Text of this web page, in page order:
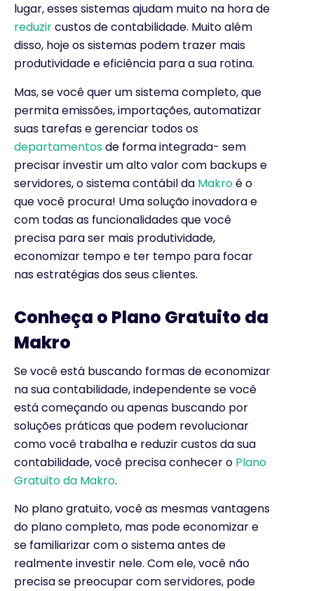
lugar, esses sistemas ajudam muito na hora de
reduzircustos de contabilidade. Muito além
disso, hoje os sistemas podem trazer mais
produtividade e eficiência para a sua rotina.
Mas, se você quer um sistema completo, que
permita emissões, importações, automatizar
suas tarefas e gerenciar todos os
departamentosde forma integrada- sem
precisar investir um alto valor com backups e
servidores, o sistema contábil da Makroé o
que você procura! Uma solução inovadora e
com todas as funcionalidades que você
precisa para ser mais produtividade,
economizar tempo e ter tempo para focar
nas estratégias dos seus clientes.
Conheça o Plano Gratuito da
Makro
Se você está buscando formas de economizar
na sua contabilidade, independente se você
está começando ou apenas buscando por
soluções práticas que podem revolucionar
como você trabalha e reduzir custos da sua
contabilidade, você precisa conhecer o Plano
Gratuito da Makro.
No plano gratuito, você as mesmas vantagens
do plano completo, mas pode economizar e
se familiarizar com o sistema antes de
realmente investir nele. Com ele, você não
precisa se preocupar com servidores, pode